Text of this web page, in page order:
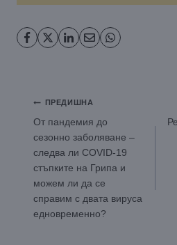
Навигация
ПРЕДИШНА
От пандемия до
сезонно заболяване –
следва ли COVID-19
стъпките на Грипа и
можем ли да се
справим с двата вируса
едновременно?